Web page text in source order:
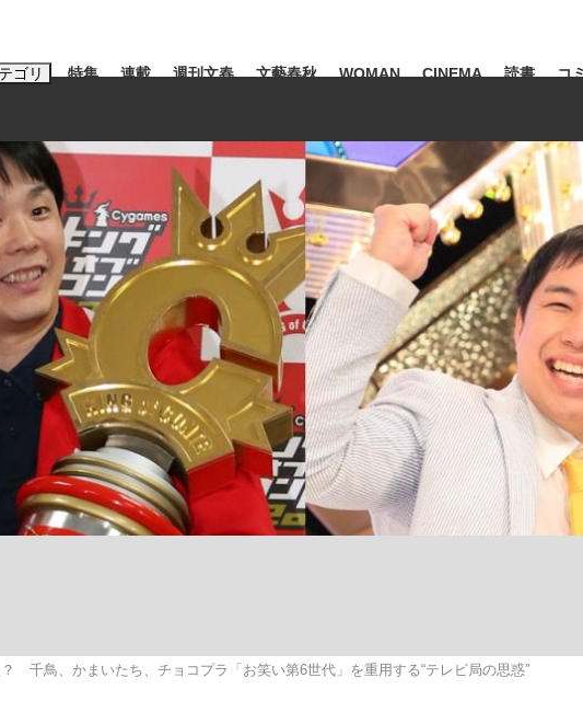
ゴリ
飲み会、JIN→伊豆の... 「90%は失敗する。でも…」本田圭佑が
特集
日本生まれのK-POPア
連載 週刊文春 文藝春秋 WOMAN CINEMA 読書 コ
ーワードタグ一覧
山凌輝 #高市早苗 #後藤真希 #森岡毅 #城彰二 #内田有紀
#松田
#亀和田武
千鳥、かまいたち、チョコプラ「お笑い第6世代」を重用する“テレビ局の思惑”